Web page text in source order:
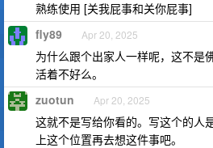
熟练使用 [关我屁事和关你屁事]
fly89 Apr 20, 2025
为什么跟个出家人一样呢，这不是
活着不好么。
zuotun Apr 20, 2025
这就不是写给你看的。写这个的人
上这个位置再去想这件事吧。